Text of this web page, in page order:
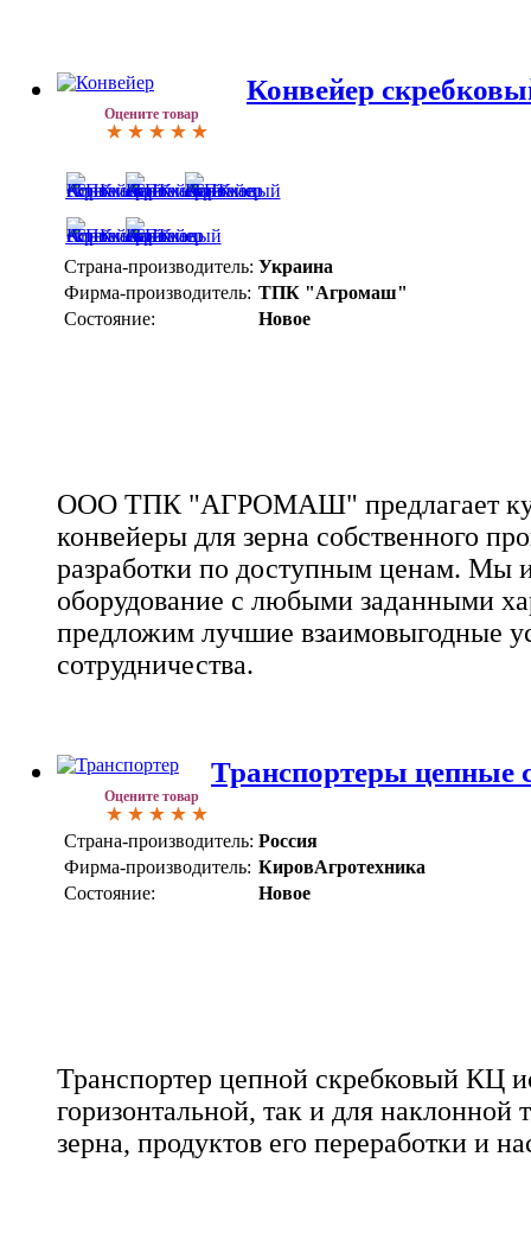
Оцените товар
Конвейер
Страна-производитель: Украина
Фирма-производитель: ТПК "Агромаш"
Состояние:
Новое
ООО ТПК "АГРОМАШ" предлагает
конвейеры для зерна собственного
разработки по доступным ценам. Мы
оборудование с любыми заданными
предложим лучшие взаимовыгодные
сотрудничества.
Оцените товар
Транспортеры цепные
Страна-производитель: Россия
Фирма-производитель: КировАгротехника
Состояние:
Новое
Транспортер цепной скребковый КЦ
горизонтальной, так и для наклонной
зерна, продуктов его переработки и